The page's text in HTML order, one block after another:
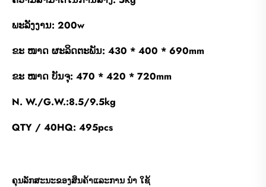
ພະລັງງານ: 200w
ຂະ ໜາດ ຜະລິດຕະພັນ: 430 * 400 * 690mm
ຂະ ໜາດ ບັນຈຸ: 470 * 420 * 720mm
N. W./G.W.:8.5/9.5kg
QTY / 40HQ: 495pcs
ຄຸນລັກສະນະຂອງສິນຄ້າແລະການ ນຳ ໃຊ້